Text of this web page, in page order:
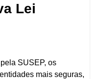
Lei
SUSEP, os
mais seguras,